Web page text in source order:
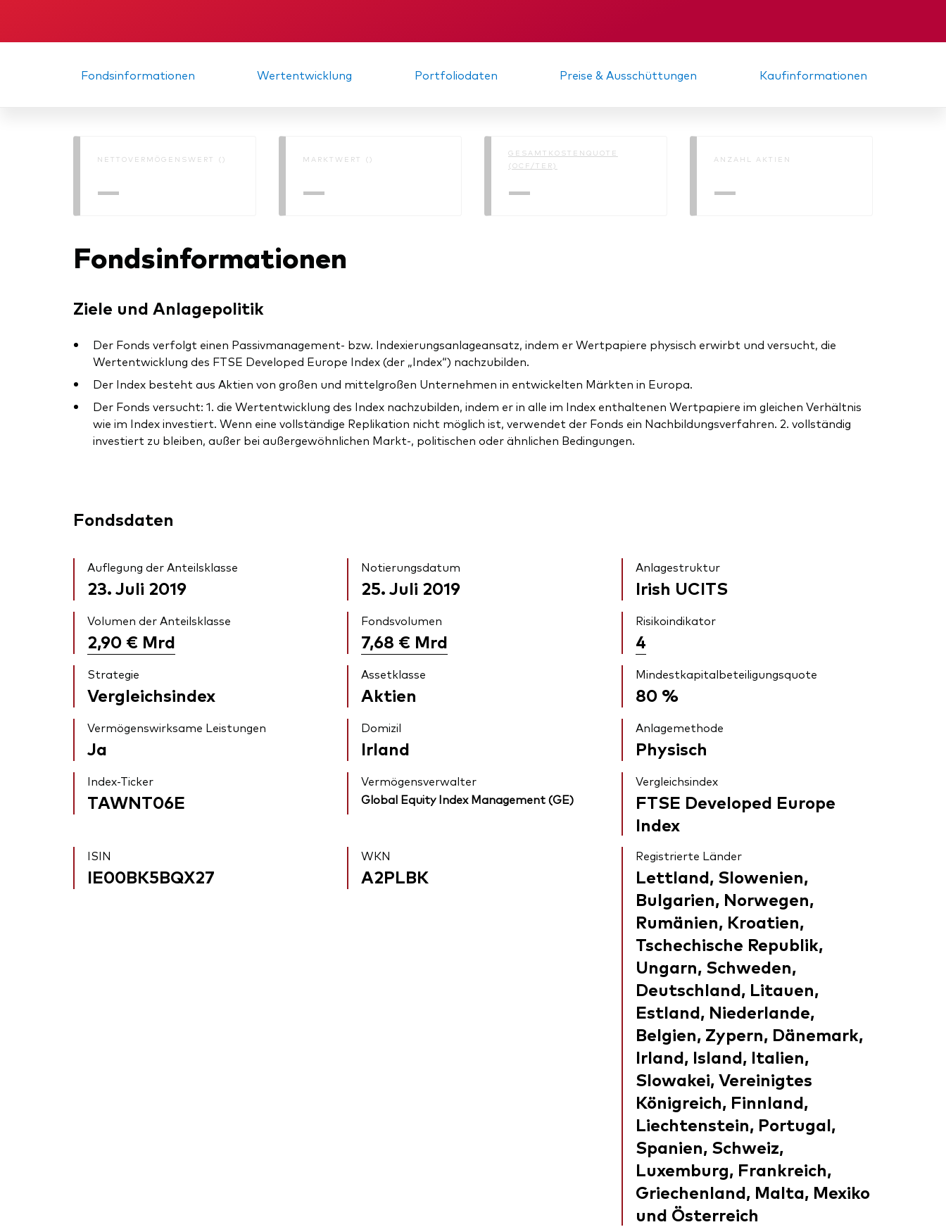
Fondsinformationen Wertentwicklung Portfoliodaten Preise & Ausschüttungen Kaufinformationen
NETTOVERMÖGENSWERT ()
—
MARKTWERT ()
—
GESAMTKOSTENQUOTE
(OCF/TER)
—
ANZAHL AKTIEN
—
Fondsinformationen
Ziele und Anlagepolitik
Der Fonds verfolgt einen Passivmanagement- bzw. Indexierungsanlageansatz, indem er Wertpapiere physisch erwirbt und versucht, die
Wertentwicklung des FTSE Developed Europe Index (der „Index“) nachzubilden.
Der Index besteht aus Aktien von großen und mittelgroßen Unternehmen in entwickelten Märkten in Europa.
Der Fonds versucht: 1. die Wertentwicklung des Index nachzubilden, indem er in alle im Index enthaltenen Wertpapiere im gleichen Verhältnis
wie im Index investiert. Wenn eine vollständige Replikation nicht möglich ist, verwendet der Fonds ein Nachbildungsverfahren. 2. vollständig
investiert zu bleiben, außer bei außergewöhnlichen Markt-, politischen oder ähnlichen Bedingungen.
Fondsdaten
Auflegung der Anteilsklasse
23. Juli 2019
Notierungsdatum
25. Juli 2019
Anlagestruktur
Irish UCITS
Volumen der Anteilsklasse
2,90 € Mrd
Fondsvolumen
7,68 € Mrd
Risikoindikator
4
Strategie
Vergleichsindex
Assetklasse
Aktien
Mindestkapitalbeteiligungsquote
80 %
Vermögenswirksame Leistungen
Ja
Domizil
Irland
Anlagemethode
Physisch
Index-Ticker
TAWNT06E
Vermögensverwalter
Global Equity Index Management (GE)
Vergleichsindex
FTSE Developed Europe
Index
ISIN
IE00BK5BQX27
WKN
A2PLBK
Registrierte Länder
Lettland, Slowenien,
Bulgarien, Norwegen,
Rumänien, Kroatien,
Tschechische Republik,
Ungarn, Schweden,
Deutschland, Litauen,
Estland, Niederlande,
Belgien, Zypern, Dänemark,
Irland, Island, Italien,
Slowakei, Vereinigtes
Königreich, Finnland,
Liechtenstein, Portugal,
Spanien, Schweiz,
Luxemburg, Frankreich,
Griechenland, Malta, Mexiko
und Österreich